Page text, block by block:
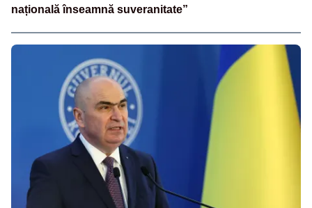
națională înseamnă suveranitate”